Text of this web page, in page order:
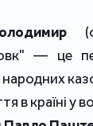
— це
народних
в країні у